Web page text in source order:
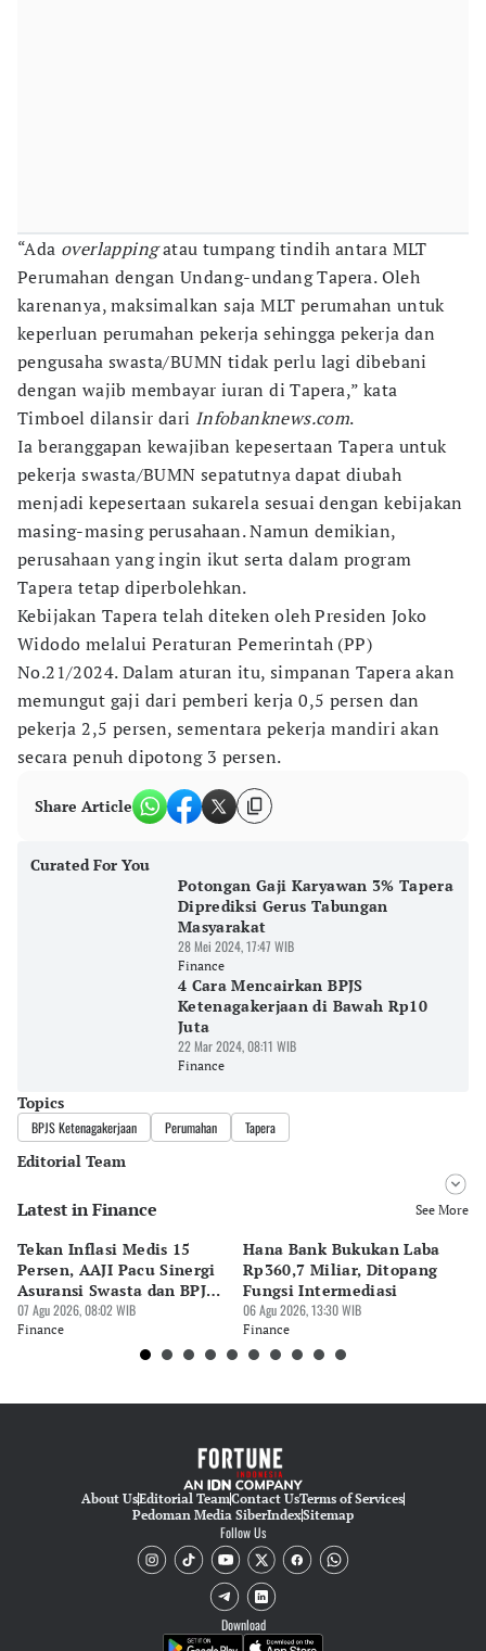
“Ada overlappingatau tumpang tindih antara MLT
Perumahan dengan Undang-undang Tapera. Oleh
karenanya, maksimalkan saja MLT perumahan untuk
keperluan perumahan pekerja sehingga pekerja dan
pengusaha swasta/BUMN tidak perlu lagi dibebani
dengan wajib membayar iuran di Tapera,” kata
Timboel dilansir dari Infobanknews.com.
Ia beranggapan kewajiban kepesertaan Tapera untuk
pekerja swasta/BUMN sepatutnya dapat diubah
menjadi kepesertaan sukarela sesuai dengan kebijakan
masing-masing perusahaan. Namun demikian,
perusahaan yang ingin ikut serta dalam program
Tapera tetap diperbolehkan.
Kebijakan Tapera telah diteken oleh Presiden Joko
Widodo melalui Peraturan Pemerintah (PP)
No.21/2024. Dalam aturan itu, simpanan Tapera akan
memungut gaji dari pemberi kerja 0,5 persen dan
pekerja 2,5 persen, sementara pekerja mandiri akan
secara penuh dipotong 3 persen.
Share Article
Curated For You
Potongan Gaji Karyawan 3% Tapera
Diprediksi Gerus Tabungan
Masyarakat
28 Mei 2024, 17:47 WIB
Finance
4 Cara Mencairkan BPJS
Ketenagakerjaan di Bawah Rp10
Juta
22 Mar 2024, 08:11 WIB
Finance
Topics
BPJS Ketenagakerjaan Perumahan Tapera
Editorial Team
Editor
Editor
Suheriadi .
Latest in Finance See More
Tekan Inflasi Medis 15
Persen, AAJI Pacu Sinergi
Asuransi Swasta dan BPJS
Kesehatan
07 Agu 2026, 08:02 WIB
Finance
Hana Bank Bukukan Laba
Rp360,7 Miliar, Ditopang
Fungsi Intermediasi
06 Agu 2026, 13:30 WIB
Finance
About UsEditorial TeamContact UsTerms of Services
Pedoman Media SiberIndexSitemap
Follow Us
Download